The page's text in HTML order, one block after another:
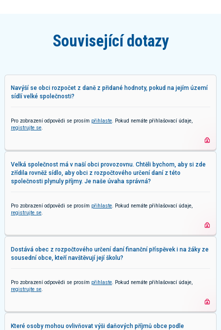
Související dotazy
Navýší se obci rozpočet z daně z přidané hodnoty, pokud na jejím území
sídlí velké společnosti?
Pro zobrazení odpovědi se prosím přihlaste . Pokud nemáte přihlašovací údaje,
registrujte se
Velká společnost má v naší obci provozovnu. Chtěli bychom, aby si zde
zřídila rovněž sídlo, aby obci z rozpočtového určení daní z této
společnosti plynuly příjmy. Je naše úvaha správná?
Pro zobrazení odpovědi se prosím přihlaste . Pokud nemáte přihlašovací údaje,
registrujte se
Dostává obec z rozpočtového určení daní finanční příspěvek i na žáky ze
sousední obce, kteří navštěvují její školu?
Pro zobrazení odpovědi se prosím přihlaste . Pokud nemáte přihlašovací údaje,
registrujte se
Které osoby mohou ovlivňovat výši daňových příjmů obce podle